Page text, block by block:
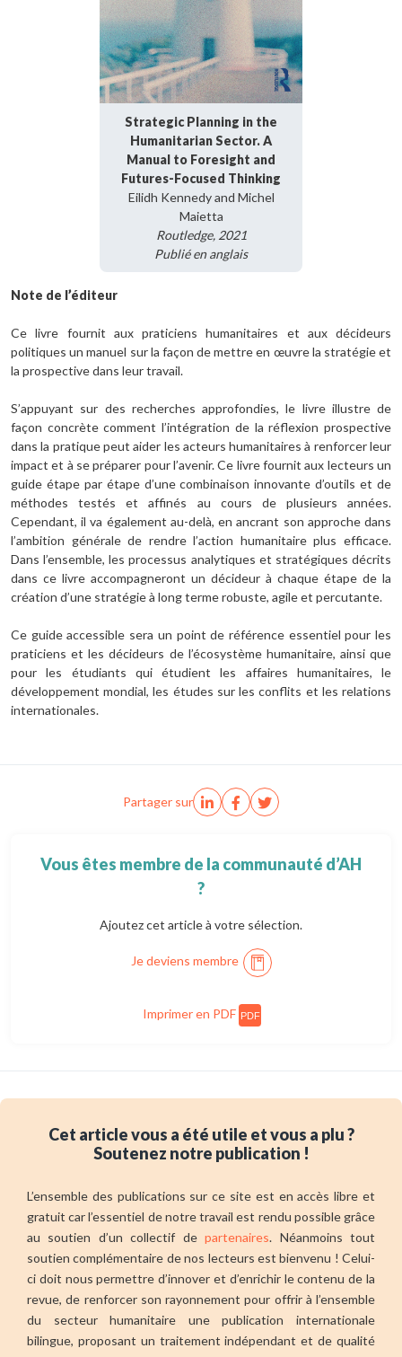
Strategic Planning in the
Humanitarian Sector. A
Manual to Foresight and
Futures-Focused Thinking
Eilidh Kennedy and Michel
Maietta
Routledge, 2021
Publié en anglais
Note de l’éditeur
Ce livre fournit aux praticiens humanitaires et aux décideurs
politiques un manuel sur la façon de mettre en œuvre la stratégie et
la prospective dans leur travail.
S’appuyant sur des recherches approfondies, le livre illustre de
façon concrète comment l’intégration de la réflexion prospective
dans la pratique peut aider les acteurs humanitaires à renforcer leur
impact et à se préparer pour l’avenir. Ce livre fournit aux lecteurs un
guide étape par étape d’une combinaison innovante d’outils et de
méthodes testés et affinés au cours de plusieurs années.
Cependant, il va également au-delà, en ancrant son approche dans
l’ambition générale de rendre l’action humanitaire plus efficace.
Dans l’ensemble, les processus analytiques et stratégiques décrits
dans ce livre accompagneront un décideur à chaque étape de la
création d’une stratégie à long terme robuste, agile et percutante.
Ce guide accessible sera un point de référence essentiel pour les
praticiens et les décideurs de l’écosystème humanitaire, ainsi que
pour les étudiants qui étudient les affaires humanitaires, le
développement mondial, les études sur les conflits et les relations
internationales.
Partager sur
Vous êtes membre de la communauté d’AH
?
Ajoutez cet article à votre sélection.
Je deviens membre
Imprimer en PDF PDF
Cet article vous a été utile et vous a plu ?
Soutenez notre publication !
L’ensemble des publications sur ce site est en accès libre et
gratuit car l’essentiel de notre travail est rendu possible grâce
au soutien d’un collectif departenaires. Néanmoins tout
soutien complémentaire de nos lecteurs est bienvenu ! Celui-
ci doit nous permettre d’innover et d’enrichir le contenu de la
revue, de renforcer son rayonnement pour offrir à l’ensemble
du secteur humanitaire une publication internationale
bilingue, proposant un traitement indépendant et de qualité